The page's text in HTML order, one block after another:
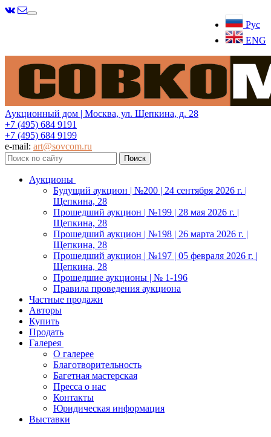
Рус
ENG
Меню
Аукционный дом | Москва, ул. Щепкина, д. 28
+7 (495) 684 9191
+7 (495) 684 9199
e-mail: art@sovcom.ru
Аукционы
Будущий аукцион | №200 | 24 сентября 2026 г. |
Щепкина, 28
Прошедший аукцион | №199 | 28 мая 2026 г. |
Щепкина, 28
Прошедший аукцион | №198 | 26 марта 2026 г. |
Щепкина, 28
Прошедший аукцион | №197 | 05 февраля 2026 г. |
Щепкина, 28
Прошедшие аукционы | № 1-196
Правила проведения аукциона
Частные продажи
Авторы
Купить
Продать
Галерея
О галерее
Благотворительность
Багетная мастерская
Пресса о нас
Контакты
Юридическая информация
Выставки